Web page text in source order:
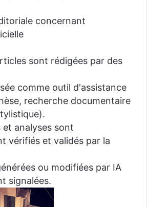
concernant
sont rédigées par des
comme outil d'assistance
recherche documentaire
analyses sont
vérifiés et validés par la
ou modifiées par IA
signalées.